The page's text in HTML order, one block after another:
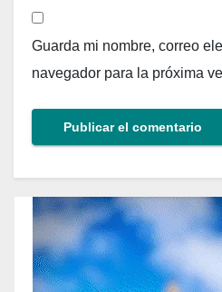
Guarda mi nombre, correo
navegador para la próxima